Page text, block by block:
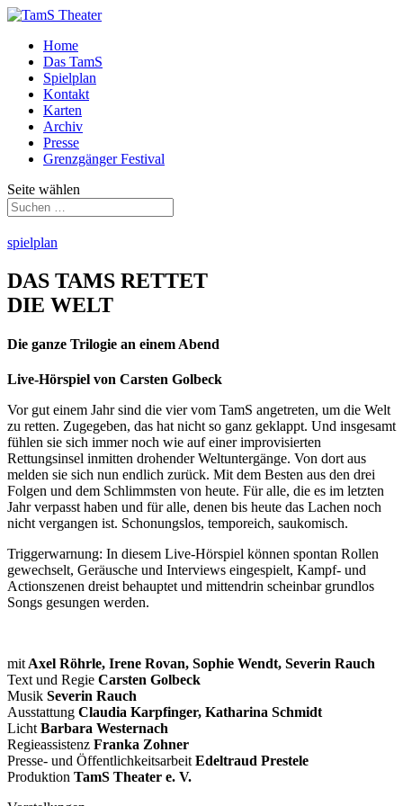
Home
Das TamS
Spielplan
Kontakt
Karten
Archiv
Presse
Grenzgänger Festival
Seite wählen
spielplan
DAS TAMS RETTET
DIE WELT
Die ganze Trilogie an einem Abend
Live-Hörspiel von Carsten Golbeck
Vor gut einem Jahr sind die vier vom TamS angetreten, um die Welt
zu retten. Zugegeben, das hat nicht so ganz geklappt. Und insgesamt
fühlen sie sich immer noch wie auf einer improvisierten
Rettungsinsel inmitten drohender Weltuntergänge. Von dort aus
melden sie sich nun endlich zurück. Mit dem Besten aus den drei
Folgen und dem Schlimmsten von heute. Für alle, die es im letzten
Jahr verpasst haben und für alle, denen bis heute das Lachen noch
nicht vergangen ist. Schonungslos, temporeich, saukomisch.
Triggerwarnung: In diesem Live-Hörspiel können spontan Rollen
gewechselt, Geräusche und Interviews eingespielt, Kampf- und
Actionszenen dreist behauptet und mittendrin scheinbar grundlos
Songs gesungen werden.
mit Axel Röhrle, Irene Rovan, Sophie Wendt, Severin Rauch
Text und Regie Carsten Golbeck
Musik Severin Rauch
Ausstattung Claudia Karpfinger, Katharina Schmidt
Licht Barbara Westernach
Regieassistenz Franka Zohner
Presse- und Öffentlichkeitsarbeit Edeltraud Prestele
Produktion TamS Theater e. V.